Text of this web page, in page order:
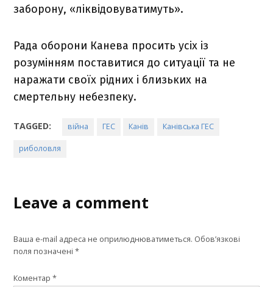
заборону, «ліквідовуватимуть».
Рада оборони Канева просить усіх із
розумінням поставитися до ситуації та не
наражати своїх рідних і близьких на
смертельну небезпеку.
TAGGED: війна ГЕС Канів Канівська ГЕС
риболовля
Leave a comment
Ваша e-mail адреса не оприлюднюватиметься. Обов’язкові
поля позначені*
Коментар*